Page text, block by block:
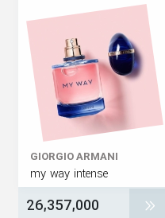
GIORGIO ARMANI
my way intense
26,357,000